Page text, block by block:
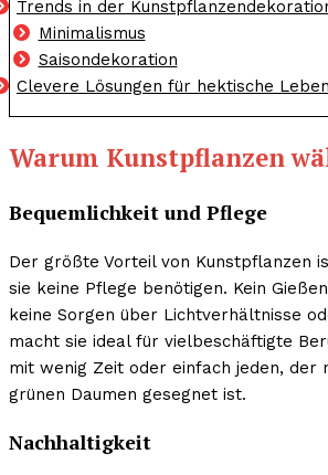
Trends in der
Minimalismus
Saisondekoration
Clevere Lösungen für hektische
Warum Kunstpflanzen
Bequemlichkeit und Pflege
Der größte Vorteil von Kunstpflanzen
sie keine Pflege benötigen. Kein
keine Sorgen über Lichtverhältnisse
macht sie ideal für vielbeschäftigte
mit wenig Zeit oder einfach jeden, der
grünen Daumen gesegnet ist.
Nachhaltigkeit